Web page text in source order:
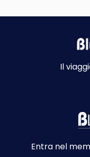
Il
Entra nel